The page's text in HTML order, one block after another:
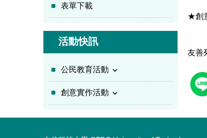
表單下載
活動快訊
公民教育活動
創意實作活動
★創
友善